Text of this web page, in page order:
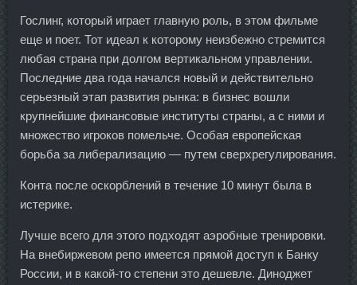
Гослинг, который играет главную роль, в этом фильме
еще и поет. Тот идеал к которому неизбежно стремится
любая страна при долгом вертикальном управлении.
Последние два года начался новый и действительно
серьезный этап развития рынка: в бизнес вошли
крупнейшие финансовые институты страны, а с ними и
множество игроков помельче. Особая европейская
борьба за либерализацию — путем сверхрегулирования.
Конта после оскорблений в течение 10 минут была в
истерике.
Лучше всего для этого подходят аэробные тренировки.
На внебиржевом репо имеется прямой доступ к Банку
России, и в какой-то степени это дешевле. Диноджет